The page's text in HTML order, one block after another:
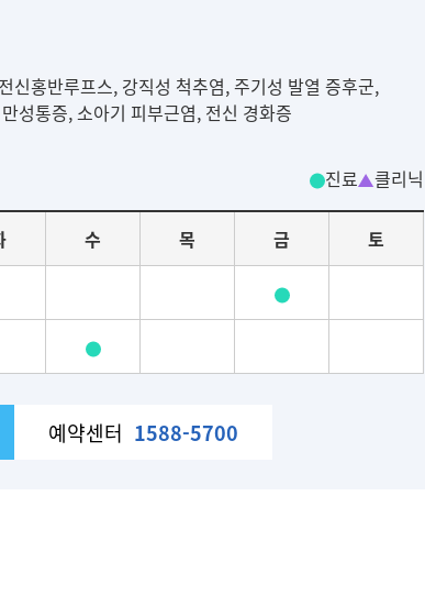
신홍반루프스, 강직성 척추염, 주기성 발열 증후군,
성통증, 소아기 피부근염, 전신 경화증
진료
클리닉
수 목 금 토
예약센터 1588-5700